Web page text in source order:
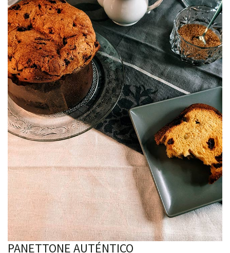
PANETTONE AUTÉNTICO